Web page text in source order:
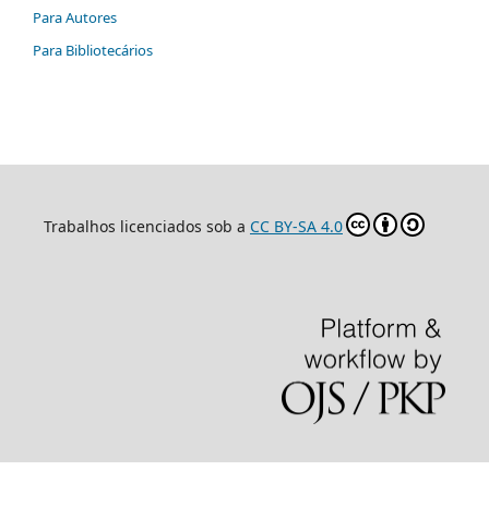
Para Autores
Para Bibliotecários
Trabalhos licenciados sob a CC BY-SA 4.0